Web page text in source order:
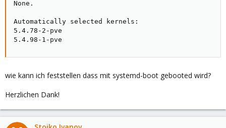
None.
Automatically selected kernels:
5.4.78-2-pve
5.4.98-1-pve
wie kann ich feststellen dass mit systemd-boot gebooted wird?
Herzlichen Dank!